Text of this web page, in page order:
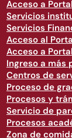
Acceso a
Servicios
Servicios
Acceso al
Acceso a
Ingreso a más
Centros de
Proceso de
Procesos y
Servicio de
Procesos
Zona de